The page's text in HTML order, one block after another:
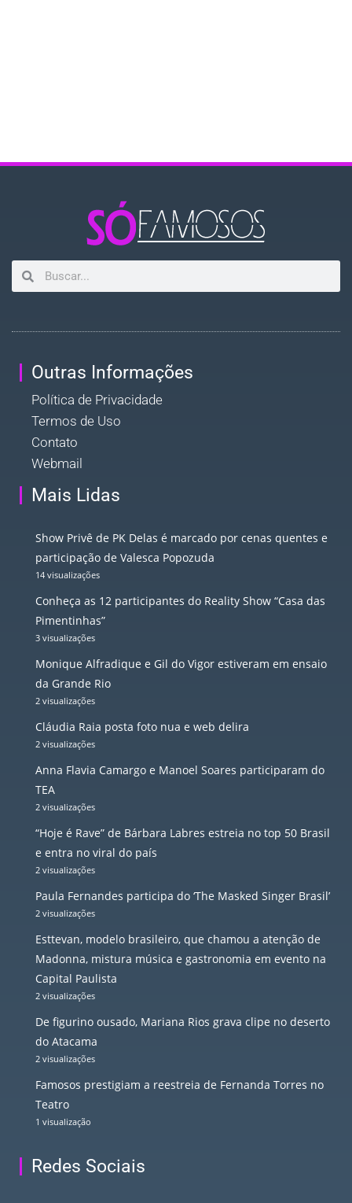
Outras Informações
Política de Privacidade
Termos de Uso
Contato
Webmail
Mais Lidas
Show Privê de PK Delas é marcado por cenas quentes e
participação de Valesca Popozuda
14 visualizações
Conheça as 12 participantes do Reality Show “Casa das
Pimentinhas”
3 visualizações
Monique Alfradique e Gil do Vigor estiveram em ensaio
da Grande Rio
2 visualizações
Cláudia Raia posta foto nua e web delira
2 visualizações
Anna Flavia Camargo e Manoel Soares participaram do
TEA
2 visualizações
“Hoje é Rave” de Bárbara Labres estreia no top 50 Brasil
e entra no viral do país
2 visualizações
Paula Fernandes participa do ‘The Masked Singer Brasil’
2 visualizações
Esttevan, modelo brasileiro, que chamou a atenção de
Madonna, mistura música e gastronomia em evento na
Capital Paulista
2 visualizações
De figurino ousado, Mariana Rios grava clipe no deserto
do Atacama
2 visualizações
Famosos prestigiam a reestreia de Fernanda Torres no
Teatro
1 visualização
Redes Sociais